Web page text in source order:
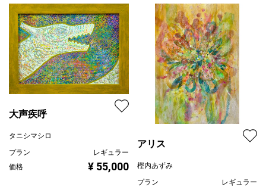
大声疾呼
タニシマシロ
プラン
レギュラー
価格
¥ 55,000
アリス
樫内あずみ
プラン
レギュラー